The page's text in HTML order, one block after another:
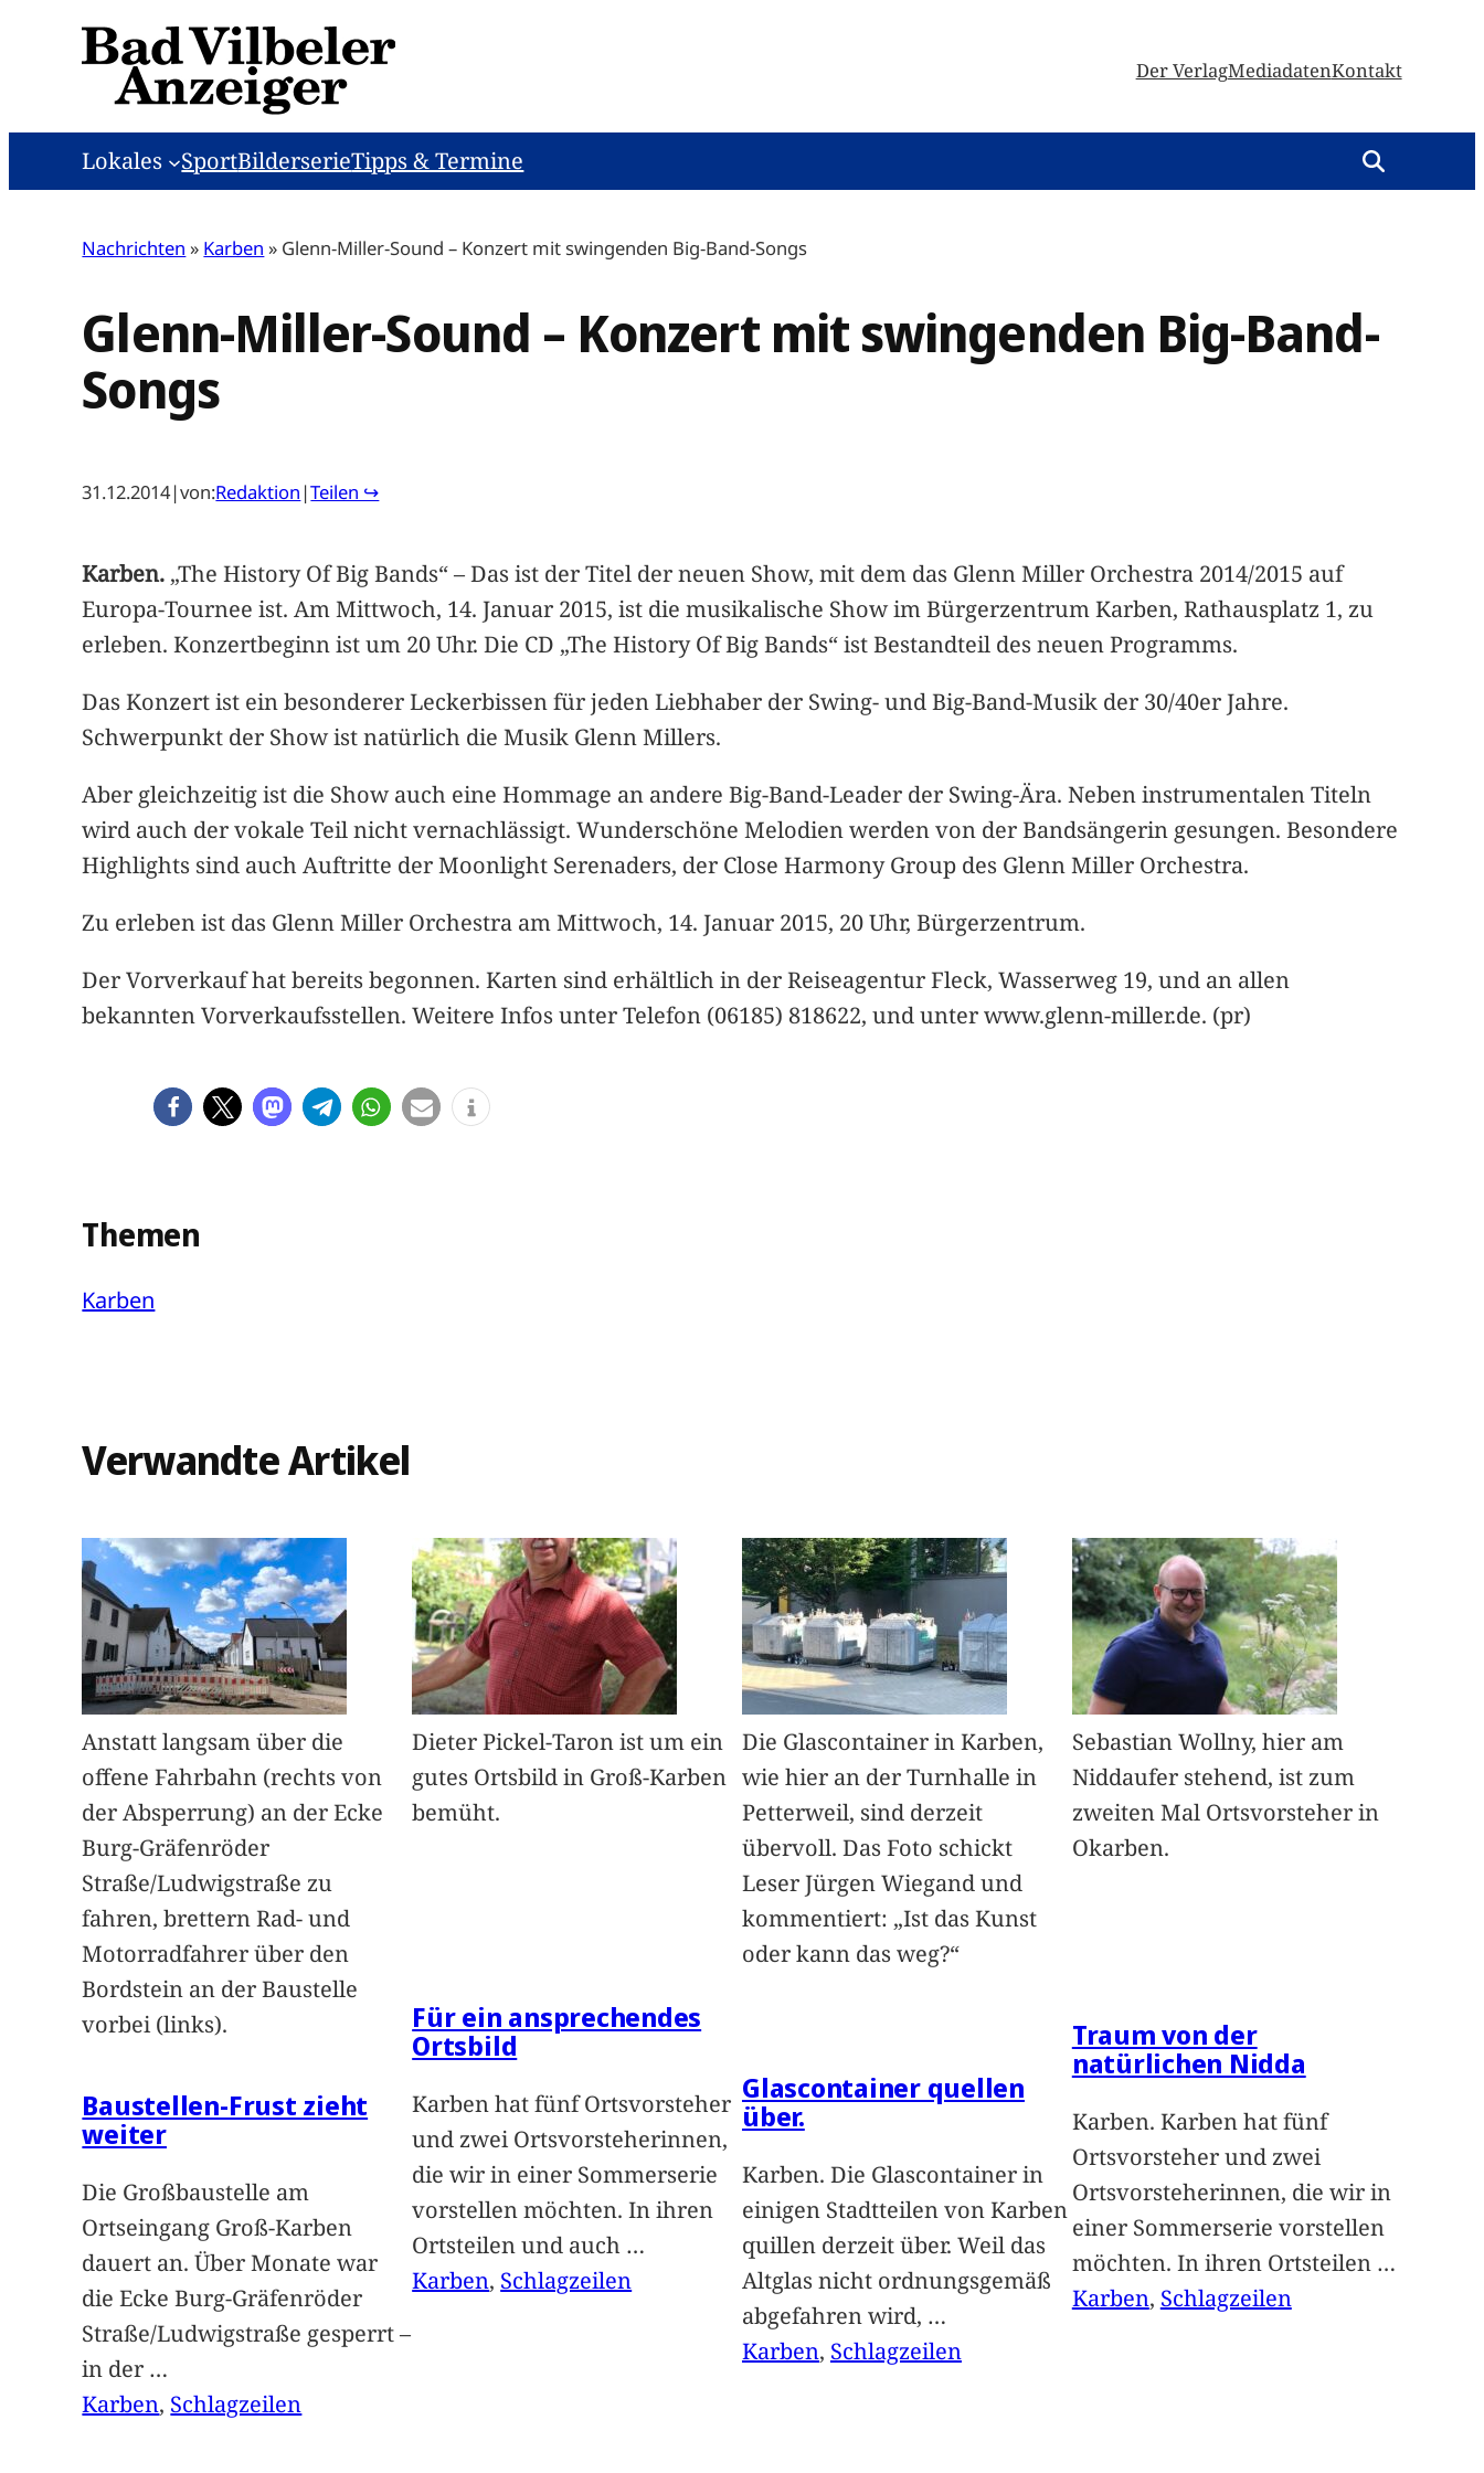
Der VerlagMediadatenKontakt
Lokales SportBilderserieTipps & Termine
Nachrichten » Karben » Glenn-Miller-Sound – Konzert mit swingenden Big-Band-Songs
Glenn-Miller-Sound – Konzert mit swingenden Big-Band-
Songs
31.12.2014|von:Redaktion |Teilen ↪
Karben. „The History Of Big Bands“ – Das ist der Titel der neuen Show, mit dem das Glenn Miller Orchestra 2014/2015 auf
Europa-Tournee ist. Am Mittwoch, 14. Januar 2015, ist die musikalische Show im Bürgerzentrum Karben, Rathausplatz 1, zu
erleben. Konzertbeginn ist um 20 Uhr. Die CD „The History Of Big Bands“ ist Bestandteil des neuen Programms.
Das Konzert ist ein besonderer Leckerbissen für jeden Liebhaber der Swing- und Big-Band-Musik der 30/40er Jahre.
Schwerpunkt der Show ist natürlich die Musik Glenn Millers.
Aber gleichzeitig ist die Show auch eine Hommage an andere Big-Band-Leader der Swing-Ära. Neben instrumentalen Titeln
wird auch der vokale Teil nicht vernachlässigt. Wunderschöne Melodien werden von der Bandsängerin gesungen. Besondere
Highlights sind auch Auftritte der Moonlight Serenaders, der Close Harmony Group des Glenn Miller Orchestra.
Zu erleben ist das Glenn Miller Orchestra am Mittwoch, 14. Januar 2015, 20 Uhr, Bürgerzentrum.
Der Vorverkauf hat bereits begonnen. Karten sind erhältlich in der Reiseagentur Fleck, Wasserweg 19, und an allen
bekannten Vorverkaufsstellen. Weitere Infos unter Telefon (06185) 818622, und unter www.glenn-miller.de. (pr)
Themen
Karben
Verwandte Artikel
Anstatt langsam über die
offene Fahrbahn (rechts von
der Absperrung) an der Ecke
Burg-Gräfenröder
Straße/Ludwigstraße zu
fahren, brettern Rad- und
Motorradfahrer über den
Bordstein an der Baustelle
vorbei (links).
Baustellen-Frust zieht
weiter
Die Großbaustelle am
Ortseingang Groß-Karben
dauert an. Über Monate war
die Ecke Burg-Gräfenröder
Straße/Ludwigstraße gesperrt –
in der …
Karben, Schlagzeilen
Dieter Pickel-Taron ist um ein
gutes Ortsbild in Groß-Karben
bemüht.
Für ein ansprechendes
Ortsbild
Karben hat fünf Ortsvorsteher
und zwei Ortsvorsteherinnen,
die wir in einer Sommerserie
vorstellen möchten. In ihren
Ortsteilen und auch …
Karben, Schlagzeilen
Die Glascontainer in Karben,
wie hier an der Turnhalle in
Petterweil, sind derzeit
übervoll. Das Foto schickt
Leser Jürgen Wiegand und
kommentiert: „Ist das Kunst
oder kann das weg?“
Glascontainer quellen
über.
Karben. Die Glascontainer in
einigen Stadtteilen von Karben
quillen derzeit über. Weil das
Altglas nicht ordnungsgemäß
abgefahren wird, …
Karben, Schlagzeilen
Sebastian Wollny, hier am
Niddaufer stehend, ist zum
zweiten Mal Ortsvorsteher in
Okarben.
Traum von der
natürlichen Nidda
Karben. Karben hat fünf
Ortsvorsteher und zwei
Ortsvorsteherinnen, die wir in
einer Sommerserie vorstellen
möchten. In ihren Ortsteilen …
Karben, Schlagzeilen